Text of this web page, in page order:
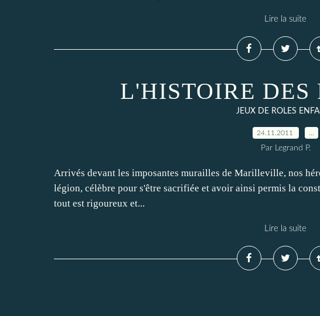
Lire la suite
L'HISTOIRE
JEUX DE ROLES
24.11.2011
Par Legrand P.
Arrivés devant les imposantes murailles de Marilleville, nos
légion, célèbre pour s'être sacrifiée et avoir ainsi permis la
tout est rigoureux et...
Lire la suite